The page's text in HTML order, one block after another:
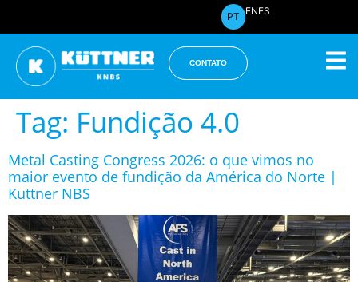
PT ENES
CONTATO
Tag: Fundição 4.0
Metal Casting Congress 2026: o que vimos no
maior evento de fundição da América do Norte |
Kuttner NBS